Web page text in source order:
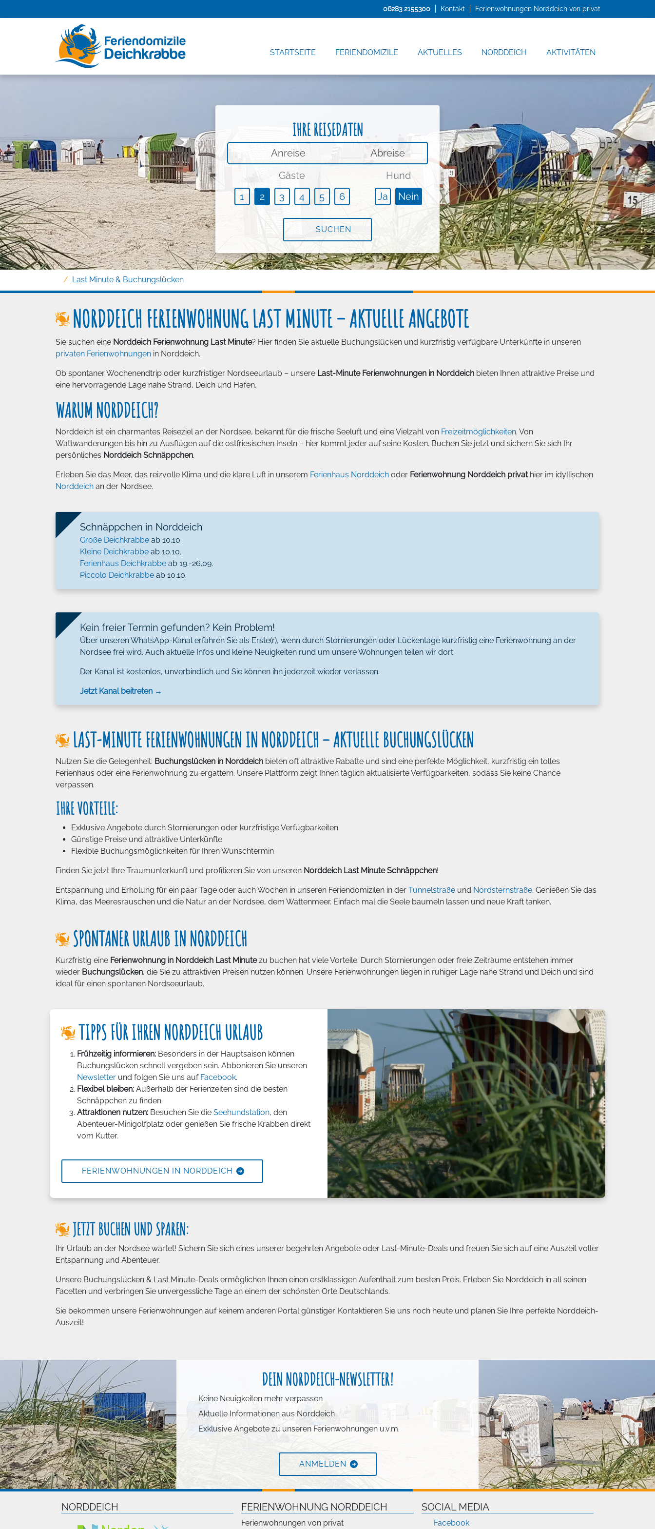
06283 2155300 Kontakt Ferienwohnungen Norddeich von privat
STARTSEITE FERIENDOMIZILE AKTUELLES NORDDEICH AKTIVITÄTEN
IHRE REISEDATEN
An-/Abreise
Gäste
1
2 3 4 5 6
Hund
Ja
Nein
SUCHEN
Last Minute & Buchungslücken
NORDDEICH FERIENWOHNUNG LAST MINUTE – AKTUELLE ANGEBOTE
Sie suchen eine Norddeich Ferienwohnung Last Minute? Hier finden Sie aktuelle Buchungslücken und kurzfristig verfügbare Unterkünfte in unseren
privaten Ferienwohnungen in Norddeich.
Ob spontaner Wochenendtrip oder kurzfristiger Nordseeurlaub – unsere Last-Minute Ferienwohnungen in Norddeich bieten Ihnen attraktive Preise und
eine hervorragende Lage nahe Strand, Deich und Hafen.
WARUM NORDDEICH?
Norddeich ist ein charmantes Reiseziel an der Nordsee, bekannt für die frische Seeluft und eine Vielzahl von Freizeitmöglichkeiten. Von
Wattwanderungen bis hin zu Ausflügen auf die ostfriesischen Inseln – hier kommt jeder auf seine Kosten. Buchen Sie jetzt und sichern Sie sich Ihr
persönliches Norddeich Schnäppchen.
Erleben Sie das Meer, das reizvolle Klima und die klare Luft in unserem Ferienhaus Norddeich oder Ferienwohnung Norddeich privathier im idyllischen
Norddeich an der Nordsee.
Schnäppchen in Norddeich
Große Deichkrabbeab 10.10.
Kleine Deichkrabbeab 10.10.
Ferienhaus Deichkrabbeab 19.-26.09.
Piccolo Deichkrabbeab 10.10.
Kein freier Termin gefunden? Kein Problem!
Über unseren WhatsApp-Kanal erfahren Sie als Erste(r), wenn durch Stornierungen oder Lückentage kurzfristig eine Ferienwohnung an der
Nordsee frei wird. Auch aktuelle Infos und kleine Neuigkeiten rund um unsere Wohnungen teilen wir dort.
Der Kanal ist kostenlos, unverbindlich und Sie können ihn jederzeit wieder verlassen.
Jetzt Kanal beitreten →
LAST-MINUTE FERIENWOHNUNGEN IN NORDDEICH – AKTUELLE BUCHUNGSLÜCKEN
Nutzen Sie die Gelegenheit: Buchungslücken in Norddeich bieten oft attraktive Rabatte und sind eine perfekte Möglichkeit, kurzfristig ein tolles
Ferienhaus oder eine Ferienwohnung zu ergattern. Unsere Plattform zeigt Ihnen täglich aktualisierte Verfügbarkeiten, sodass Sie keine Chance
verpassen.
IHRE VORTEILE:
Exklusive Angebote durch Stornierungen oder kurzfristige Verfügbarkeiten
Günstige Preise und attraktive Unterkünfte
Flexible Buchungsmöglichkeiten für Ihren Wunschtermin
Finden Sie jetzt Ihre Traumunterkunft und profitieren Sie von unseren Norddeich Last Minute Schnäppchen!
Entspannung und Erholung für ein paar Tage oder auch Wochen in unseren Feriendomizilen in der Tunnelstraße und Nordsternstraße. Genießen Sie das
Klima, das Meeresrauschen und die Natur an der Nordsee, dem Wattenmeer. Einfach mal die Seele baumeln lassen und neue Kraft tanken.
SPONTANER URLAUB IN NORDDEICH
Kurzfristig eine Ferienwohnung in Norddeich Last Minutezu buchen hat viele Vorteile. Durch Stornierungen oder freie Zeiträume entstehen immer
wieder Buchungslücken, die Sie zu attraktiven Preisen nutzen können. Unsere Ferienwohnungen liegen in ruhiger Lage nahe Strand und Deich und sind
ideal für einen spontanen Nordseeurlaub.
TIPPS FÜR IHREN NORDDEICH URLAUB
Frühzeitig informieren: Besonders in der Hauptsaison können
Buchungslücken schnell vergeben sein. Abbonieren Sie unseren
Newsletter und folgen Sie uns auf Facebook.
Flexibel bleiben: Außerhalb der Ferienzeiten sind die besten
Schnäppchen zu finden.
Attraktionen nutzen: Besuchen Sie die Seehundstation, den
Abenteuer-Minigolfplatz oder genießen Sie frische Krabben direkt
vom Kutter.
FERIENWOHNUNGEN IN NORDDEICH
JETZT BUCHEN UND SPAREN:
Ihr Urlaub an der Nordsee wartet! Sichern Sie sich eines unserer begehrten Angebote oder Last-Minute-Deals und freuen Sie sich auf eine Auszeit voller
Entspannung und Abenteuer.
Unsere Buchungslücken & Last Minute-Deals ermöglichen Ihnen einen erstklassigen Aufenthalt zum besten Preis. Erleben Sie Norddeich in all seinen
Facetten und verbringen Sie unvergessliche Tage an einem der schönsten Orte Deutschlands.
Sie bekommen unsere Ferienwohnungen auf keinem anderen Portal günstiger. Kontaktieren Sie uns noch heute und planen Sie Ihre perfekte Norddeich-
Auszeit!
DEIN NORDDEICH-NEWSLETTER!
Keine Neuigkeiten mehr verpassen
Aktuelle Informationen aus Norddeich
Exklusive Angebote zu unseren Ferienwohnungen u.v.m.
ANMELDEN
NORDDEICH FERIENWOHNUNG NORDDEICH
Ferienwohnungen von privat
SOCIAL MEDIA
Facebook